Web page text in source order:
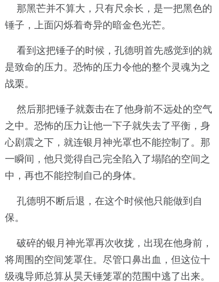
那黑芒并不算大，只有尺余长，是一把黑色的
锤子，上面闪烁着奇异的暗金色光芒。
看到这把锤子的时候，孔德明首先感觉到的就
是致命的压力。恐怖的压力令他的整个灵魂为之
战栗。
然后那把锤子就轰击在了他身前不远处的空气
之中。恐怖的压力让他一下子就失去了平衡，身
心剧震之下，就连银月神光罩也不能控制了。那
一瞬间，他只觉得自己完全陷入了塌陷的空间之
中，再也不能控制自己的身体。
孔德明不断后退，在这个时候他只能做到自
保。
破碎的银月神光罩再次收拢，出现在他身前，
将周围的空间笼罩住。尽管口鼻出血，但这位十
级魂导师总算从昊天锤笼罩的范围中逃了出来。